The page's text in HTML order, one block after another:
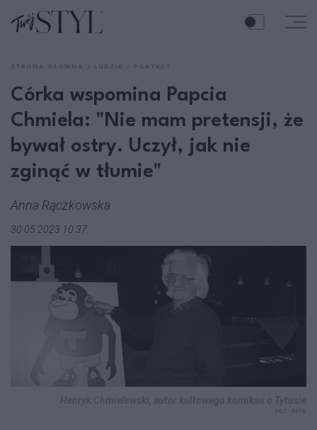
Córka wspomina Papcia
Chmiela: "Nie mam pretensji, że
bywał ostry. Uczył, jak nie
zginąć w tłumie"
Anna Rączkowska
30.05.2023 10:37